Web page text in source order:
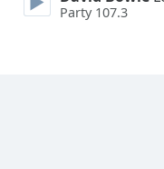
End
Party 107.3